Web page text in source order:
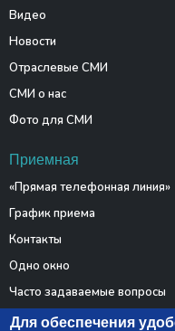
Видео
Новости
Отраслевые СМИ
СМИ о нас
Фото для СМИ
Приемная
«Прямая телефонная линия»
График приема
Контакты
Одно окно
Часто задаваемые вопросы
Электронные обращения
Для обеспечения